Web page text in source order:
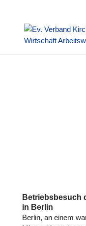
Betriebsbesuch
in Berlin
Berlin, an einem